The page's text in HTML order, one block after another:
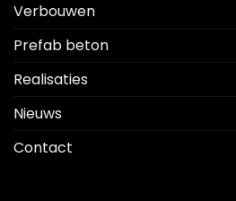
Verbouwen
Prefab beton
Realisaties
Nieuws
Contact